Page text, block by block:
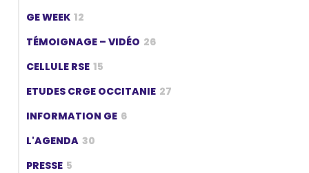
GE WEEK 12
TÉMOIGNAGE – VIDÉO 26
CELLULE RSE 15
ETUDES CRGE OCCITANIE 27
INFORMATION GE 6
L'AGENDA 30
PRESSE 5